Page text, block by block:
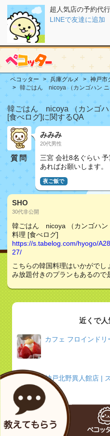
超人気店の予約代
LINEで友達に追加
ペコッター 兵庫グルメ
神戸市
韓ごはん nicoya （カンゴハン ニ
韓ごはん nicoya （カンゴハ
[食べログ]に関するQA
質問
みみみ
20代男性
三宮 会社8名ぐらい
あればお願いします。
夜ご飯で
SHO
30代非公開
韓ごはん nicoya （カンゴハン
料理 [食べログ]
https://s.tabelog.com/hyogo/
27/
こちらの韓国料理はいかがでし
み放題付きのプランもあるので
近くで人
カフェ フロインドリ
神戸北野異人館店 |
パン
鉄板焼 ねいろ